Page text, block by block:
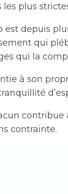
plus
est depuis
qui
qui la
à son
contrainte.